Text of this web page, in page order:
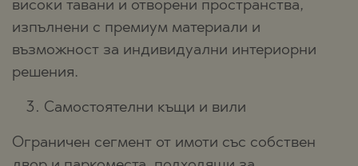
високи тавани и отворени пространства,
изпълнени с премиум материали и
възможност за индивидуални интериорни
решения.
Самостоятелни къщи и вили
Ограничен сегмент от имоти със собствен